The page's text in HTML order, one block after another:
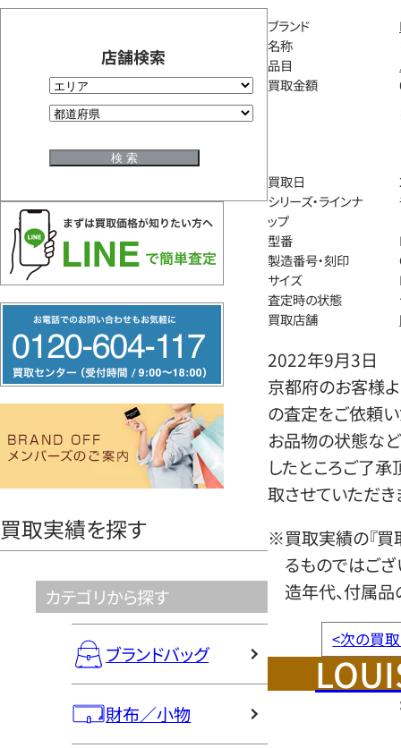
店舗検索
リ
ー
ヤ
買取実績を探す
カテゴリから探す
ブランドバッグ
財布／小物
ブランド
名称
品目
買取金額
買取日
シリーズ・ラインナ
ップ
型番
製造番号・刻印
サイズ
査定時の状態
買取店舗
2022年9月3日
京都府のお客様よ
の査定をご依頼い
お品物の状態など
したところご了
取させていただき
※買取実績の『買
るものではござ
造年代、付属品
<次の買